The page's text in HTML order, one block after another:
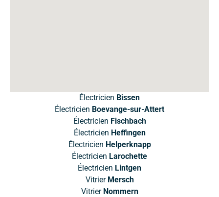
Électricien Bissen
Électricien Boevange-sur-Attert
Électricien Fischbach
Électricien Heffingen
Électricien Helperknapp
Électricien Larochette
Électricien Lintgen
Vitrier Mersch
Vitrier Nommern